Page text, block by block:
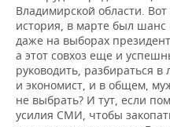
Владимирской области. Вот
история, в марте был
даже на выборах
а этот совхоз еще и
руководить, разбираться
и экономист, и в общем,
не выбрать? И тут, если
усилия СМИ, чтобы